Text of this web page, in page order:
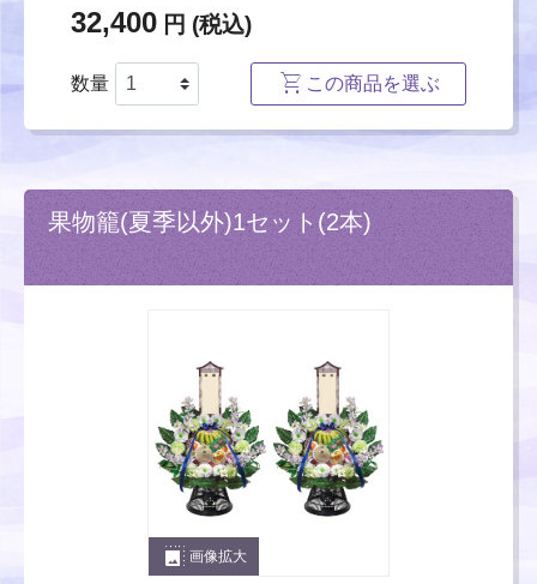
32,400 円 (税込)
数量 この商品を選ぶ
果物籠(夏季以外)1セット(2本)
photo_size_select_large 画像拡大